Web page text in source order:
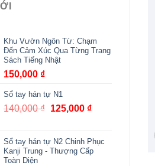
Khu Vườn Ngôn Từ: Chạm
Đến Cảm Xúc Qua Từng Trang
Sách Tiếng Nhật
150,000 ₫
Sổ tay hán tự N1
140,000₫ Giá
140,000 ₫.
125,000 ₫Giá
là:
Sổ tay hán tự N2 Chinh Phục
Kanji Trung - Thượng Cấp
Toàn Diện